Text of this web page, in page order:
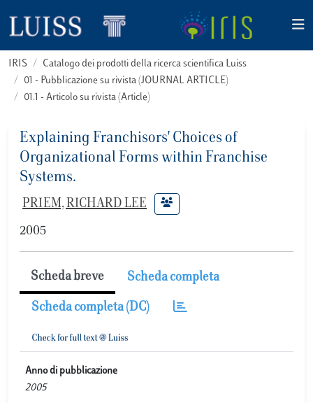
IRIS
Catalogo dei prodotti della ricerca scientifica Luiss
01 - Pubblicazione su rivista (JOURNAL ARTICLE)
01.1 - Articolo su rivista (Article)
Explaining Franchisors' Choices of
Organizational Forms within Franchise
Systems.
PRIEM, RICHARD LEE
2005
Scheda breve Scheda completa
Scheda completa (DC)
Anno di pubblicazione
2005